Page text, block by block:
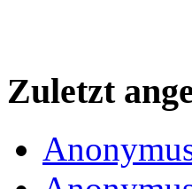
Zuletzt